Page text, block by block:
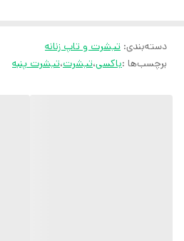
دسته‌بندی: تیشرت و تاپ زنانه
برچسب‌ها :باکسی،تیشرت،تیشرت پنبه